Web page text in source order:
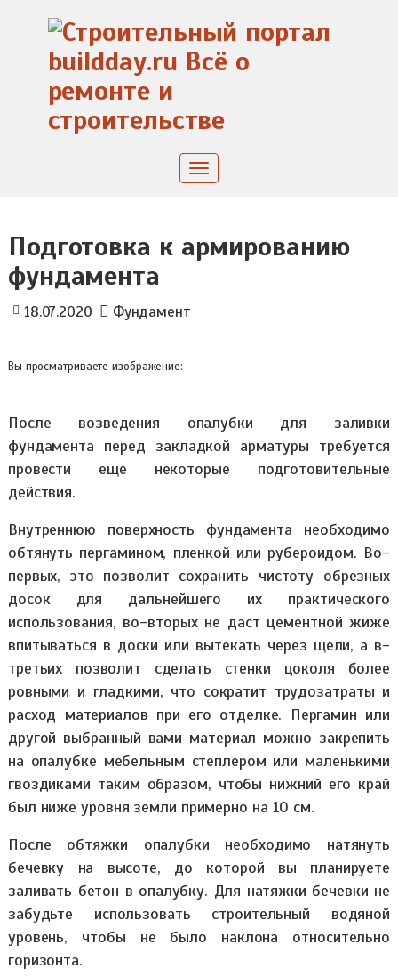
content
Toggle
Подготовка к армированию
фундамента
18.07.2020 Фундамент
Вы просматриваете изображение:
После возведения опалубки для заливки
фундамента перед закладкой арматуры требуется
провести еще некоторые подготовительные
действия.
Внутреннюю поверхность фундамента необходимо
обтянуть пергамином, пленкой или рубероидом. Во-
первых, это позволит сохранить чистоту обрезных
досок для дальнейшего их практического
использования, во-вторых не даст цементной жиже
впитываться в доски или вытекать через щели, а в-
третьих позволит сделать стенки цоколя более
ровными и гладкими, что сократит трудозатраты и
расход материалов при его отделке. Пергамин или
другой выбранный вами материал можно закрепить
на опалубке мебельным степлером или маленькими
гвоздиками таким образом, чтобы нижний его край
был ниже уровня земли примерно на 10 см.
После обтяжки опалубки необходимо натянуть
бечевку на высоте, до которой вы планируете
заливать бетон в опалубку. Для натяжки бечевки не
забудьте использовать строительный водяной
уровень, чтобы не было наклона относительно
горизонта.